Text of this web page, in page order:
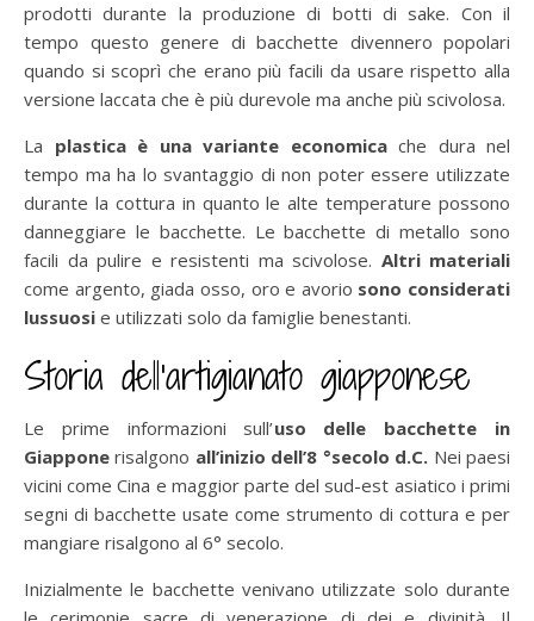
prodotti durante la produzione di botti di sake. Con il
tempo questo genere di bacchette divennero popolari
quando si scoprì che erano più facili da usare rispetto alla
versione laccata che è più durevole ma anche più scivolosa.
La plastica è una variante economicache dura nel
tempo ma ha lo svantaggio di non poter essere utilizzate
durante la cottura in quanto le alte temperature possono
danneggiare le bacchette. Le bacchette di metallo sono
facili da pulire e resistenti ma scivolose. Altri materiali
come argento, giada osso, oro e avorio sono considerati
lussuosi e utilizzati solo da famiglie benestanti.
Storia dell’artigianato giapponese
Le prime informazioni sull’uso delle bacchette in
Giappone risalgono all’inizio dell’8 °secolo d.C. Nei paesi
vicini come Cina e maggior parte del sud-est asiatico i primi
segni di bacchette usate come strumento di cottura e per
mangiare risalgono al 6° secolo.
Inizialmente le bacchette venivano utilizzate solo durante